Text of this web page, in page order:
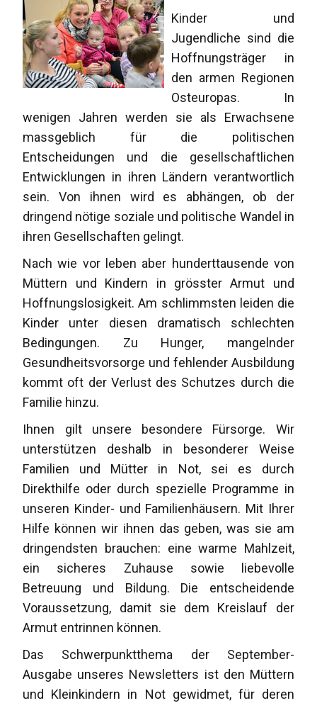
Kinder und
Jugendliche sind die
Hoffnungsträger in
den armen Regionen
Osteuropas. In
wenigen Jahren werden sie als Erwachsene
massgeblich für die politischen
Entscheidungen und die gesellschaftlichen
Entwicklungen in ihren Ländern verantwortlich
sein. Von ihnen wird es abhängen, ob der
dringend nötige soziale und politische Wandel in
ihren Gesellschaften gelingt.
Nach wie vor leben aber hunderttausende von
Müttern und Kindern in grösster Armut und
Hoffnungslosigkeit. Am schlimmsten leiden die
Kinder unter diesen dramatisch schlechten
Bedingungen. Zu Hunger, mangelnder
Gesundheitsvorsorge und fehlender Ausbildung
kommt oft der Verlust des Schutzes durch die
Familie hinzu.
Ihnen gilt unsere besondere Fürsorge. Wir
unterstützen deshalb in besonderer Weise
Familien und Mütter in Not, sei es durch
Direkthilfe oder durch spezielle Programme in
unseren Kinder- und Familienhäusern. Mit Ihrer
Hilfe können wir ihnen das geben, was sie am
dringendsten brauchen: eine warme Mahlzeit,
ein sicheres Zuhause sowie liebevolle
Betreuung und Bildung. Die entscheidende
Voraussetzung, damit sie dem Kreislauf der
Armut entrinnen können.
Das Schwerpunktthema der September-
Ausgabe unseres Newsletters ist den Müttern
und Kleinkindern in Not gewidmet, für deren